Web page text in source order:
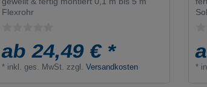
Flexrohr
ab 24,49 € *
* inkl. ges. MwSt. zzgl.Versandkosten *